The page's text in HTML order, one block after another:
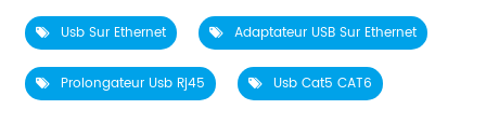
Usb Sur Ethernet Adaptateur USB Sur Ethernet
Prolongateur Usb Rj45 Usb Cat5 CAT6